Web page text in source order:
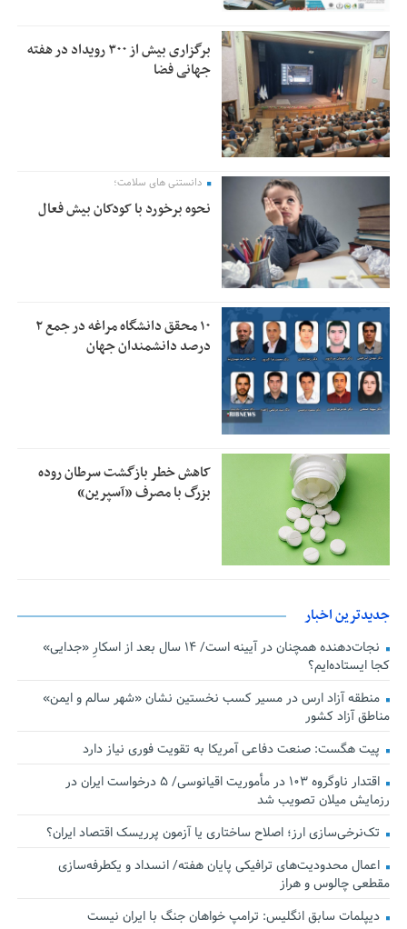
برگزاری بیش از ۳۰۰ رویداد در هفته
جهانی فضا
دانستنی های سلامت؛
نحوه برخورد با کودکان بیش فعال
۱۰ محقق دانشگاه مراغه در جمع ۲
درصد دانشمندان جهان
کاهش خطر بازگشت سرطان روده
بزرگ با مصرف «آسپرین»
جدیدترین اخبار
نجات‌دهنده‌ همچنان در آیینه است/ ۱۴ سال بعد از اسکارِ «جدایی»
کجا ایستاده‌ایم؟
منطقه آزاد ارس در مسیر کسب نخستین نشان «شهر سالم و ایمن»
مناطق آزاد کشور
پیت هگست: صنعت دفاعی آمریکا به تقویت فوری نیاز دارد
اقتدار ناوگروه ۱۰۳ در مأموریت‌ اقیانوسی/ ۵ درخواست ایران در
رزمایش میلان تصویب شد
تک‌نرخی‌سازی ارز؛ اصلاح ساختاری یا آزمون پرریسک اقتصاد ایران؟
اعمال محدودیت‌های ترافیکی پایان هفته/ انسداد و یکطرفه‌سازی
مقطعی چالوس و هراز
دیپلمات سابق انگلیس:‌ ترامپ خواهان جنگ با ایران نیست